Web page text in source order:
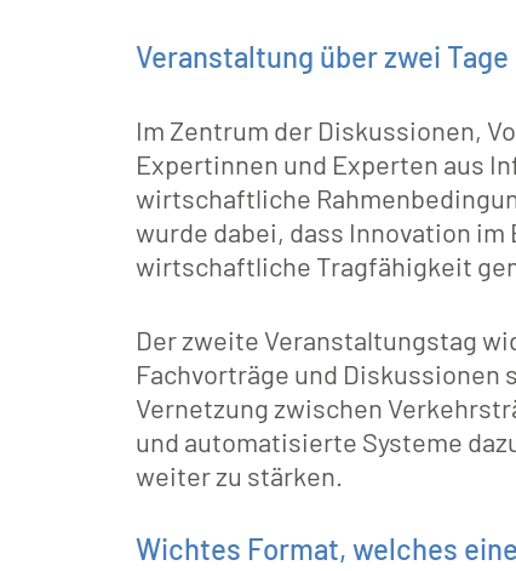
Veranstaltung über zwei
Im Zentrum der Diskussionen,
Expertinnen und Experten aus
wirtschaftliche
wurde dabei, dass Innovation
wirtschaftliche Tragfähigkeit
Der zweite Veranstaltungstag
Fachvorträge und
Vernetzung zwischen
und automatisierte Systeme
weiter zu stärken.
Wichtes Format, welches